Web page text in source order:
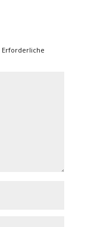
Erforderliche